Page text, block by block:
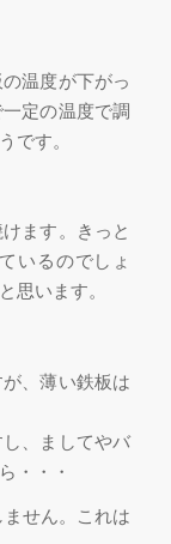
温度が下がっ
定の温度で調
です。
ます。きっと
いるのでしょ
思います。
、薄い鉄板は
、ましてやバ
・・・
せん。これは